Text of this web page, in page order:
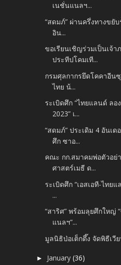
เนชั่นแนลฯ...
“สดมภ์” ผ่านครึ่งทางขยั
อิน...
ขอเรียนเชิญร่วมเป็นเจ้า
ประทีปโคมเที...
กรมศุลกากรยึดโคคาอีน
ไทย น้...
ระเบิดศึก “ไทยแลนด์ ล
2023” เ...
“สดมภ์” ประเดิม 4 อันเ
ศึก ซาอ...
คณะ กก.สมาคมพ่อตัวอย่
ศาสตร์เมธี ด...
ระเบิดศึก “เอสเอที-ไทย
...
“สาริศ” พร้อมลุยศึกใหญ่
แนลฯ”...
มูลนิธิป่อเต็กตึ๊ง จัดพิธีเวี
► January(36)